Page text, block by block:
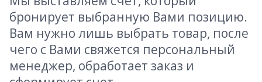
бронирует выбранную Вами позицию.
Вам нужно лишь выбрать товар, после
чего с Вами свяжется персональный
менеджер, обработает заказ и